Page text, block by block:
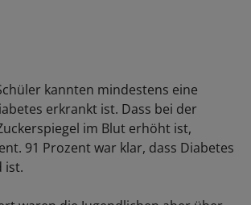
kannten mindestens eine
erkrankt ist. Dass bei der
im Blut erhöht ist,
91 Prozent war klar, dass Diabetes
ist.